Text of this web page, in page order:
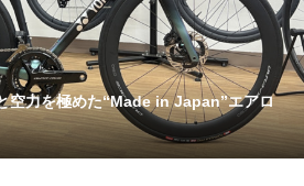
空力を極めた“Made in Japan”エアロ